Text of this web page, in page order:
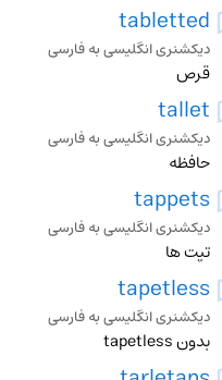
tabletted
دیکشنری انگلیسی به فارسی
قرص
tallet
دیکشنری انگلیسی به فارسی
حافظه
tappets
دیکشنری انگلیسی به فارسی
تپت ها
tapetless
دیکشنری انگلیسی به فارسی
بدون tapetless